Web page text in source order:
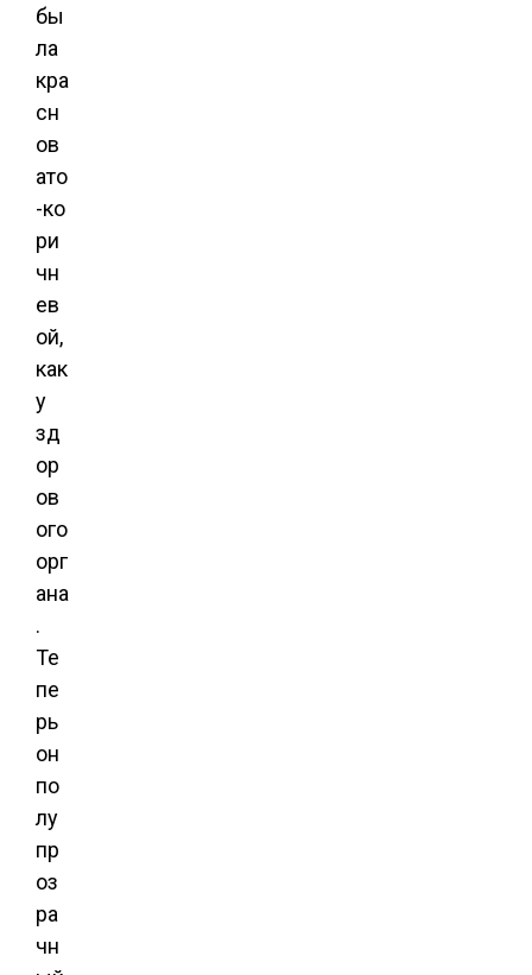
бы
ла
кра
сн
ов
ато
-ко
ри
чн
ев
ой,
как
у
зд
ор
ов
ого
орг
ана
.
Те
пе
рь
он
по
лу
пр
оз
ра
чн